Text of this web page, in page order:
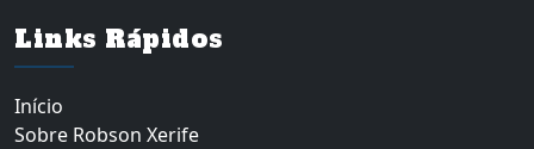
Links Rápidos
Início
Sobre Robson Xerife